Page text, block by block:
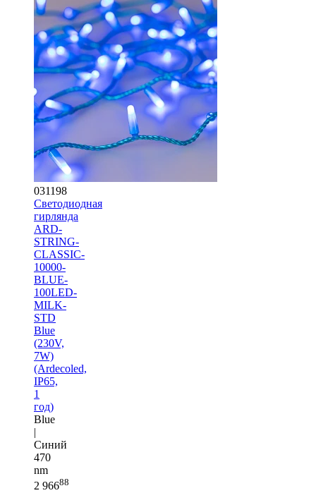
031198
Светодиодная
гирлянда
ARD-
STRING-
CLASSIC-
10000-
BLUE-
100LED-
MILK-
STD
Blue
(230V,
7W)
(Ardecoled,
IP65,
1
год)
Blue
|
Синий
470
nm
2 96688